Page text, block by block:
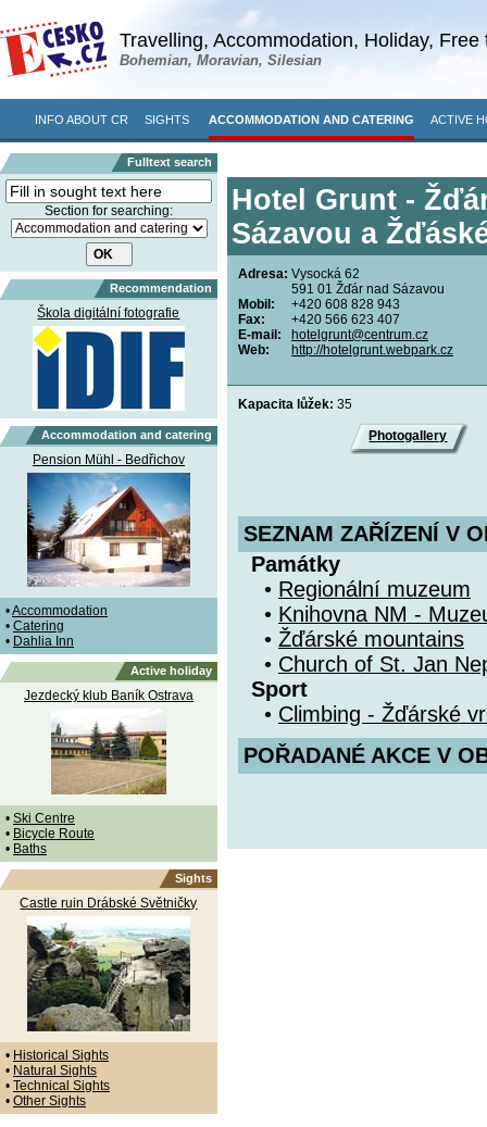
Travelling, Accommodation, Holiday, Free
Bohemian, Moravian, Silesian
INFO ABOUT CR SIGHTS ACCOMMODATION AND CATERING ACTIVE
Fulltext search
Section for searching:
Recommendation
Škola digitální fotografie
Accommodation and catering
Pension Mühl - Bedřichov
•Accommodation
• Catering
• Dahlia Inn
Active holiday
Jezdecký klub Baník Ostrava
• Ski Centre
• Bicycle Route
• Baths
Sights
Castle ruin Drábské Světničky
• Historical Sights
• Natural Sights
• Technical Sights
• Other Sights
Hotel Grunt -
Sázavou a
Adresa: Vysocká 62
591 01 Žďár nad Sázavou
Mobil:
+420 608 828 943
Fax:
+420 566 623 407
E-mail:
hotelgrunt@centrum.cz
Web:
http://hotelgrunt.webpark.cz
Kapacita lůžek: 35
Photogallery
SEZNAM ZAŘÍZENÍ V
Památky
• Regionální muzeum
• Knihovna NM -
• Žďárské mountains
• Church of St. Jan
Sport
• Climbing - Žďárské
POŘADANÉ AKCE V